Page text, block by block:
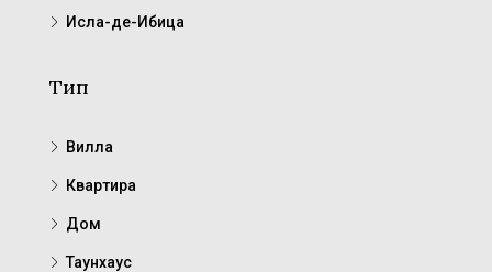
Исла-де-Ибица
Тип
Вилла
Квартира
Дом
Таунхаус